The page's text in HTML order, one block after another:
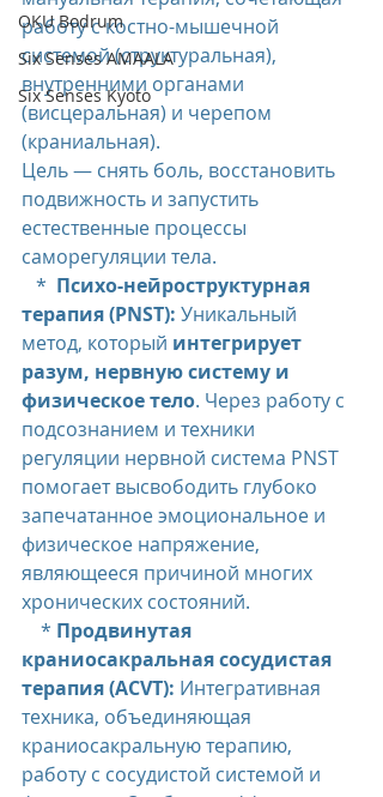
OKU Bodrum
Six Senses AMAALA
Six Senses Kyoto
работу с костно-мышечной
системой (структуральная),
внутренними органами
(висцеральная) и черепом
(краниальная).
Цель — снять боль, восстановить
подвижность и запустить
естественные процессы
саморегуляции тела.
   *
Психо-нейроструктурная
терапия (PNST): Уникальный
метод, который интегрирует
разум, нервную систему и
физическое тело. Через работу с
подсознанием и техники
регуляции нервной система PNST
помогает высвободить глубоко
запечатанное эмоциональное и
физическое напряжение,
являющееся причиной многих
хронических состояний.
    *
Продвинутая
краниосакральная сосудистая
терапия (ACVT): Интегративная
техника, объединяющая
краниосакральную терапию,
работу с сосудистой системой и